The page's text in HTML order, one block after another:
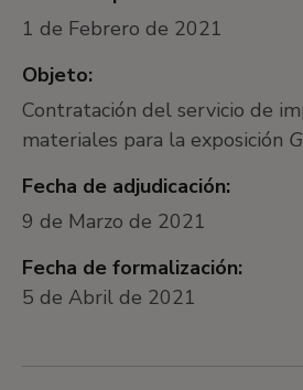
1 de Febrero de 2021
Objeto:
Contratación del servicio de
materiales para la exposición
Fecha de adjudicación:
9 de Marzo de 2021
Fecha de formalización:
5 de Abril de 2021